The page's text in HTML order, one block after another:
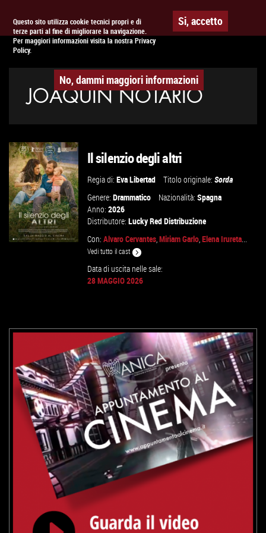
Questo sito utilizza cookie tecnici propri e di
terze parti al fine di migliorare la navigazione.
Per maggiori informazioni visita la nostra Privacy
Policy.
Si, accetto
No, dammi maggiori informazioni
APPUNTAMENTO AL CINEMA
JOAQUIN NOTARIO
VAI ALLA SCHEDA
Il silenzio degli altri
Regia di:Eva Libertad Titolo originale:Sorda
Genere:Drammatico Nazionalità:Spagna
Anno:2026
Distributore:Lucky Red Distribuzione
Con:Alvaro Cervantes,Miriam Garlo,Elena Irureta...
Vedi tutto il cast
Data di uscita nelle sale:
28 MAGGIO 2026